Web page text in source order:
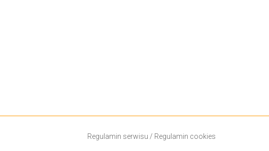
Regulamin serwisu / Regulamin cookies